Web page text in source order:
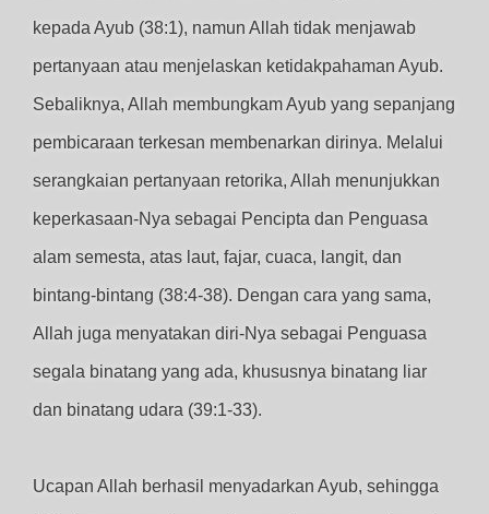
kepada Ayub (38:1), namun Allah tidak menjawab
pertanyaan atau menjelaskan ketidakpahaman Ayub.
Sebaliknya, Allah membungkam Ayub yang sepanjang
pembicaraan terkesan membenarkan dirinya. Melalui
serangkaian pertanyaan retorika, Allah menunjukkan
keperkasaan-Nya sebagai Pencipta dan Penguasa
alam semesta, atas laut, fajar, cuaca, langit, dan
bintang-bintang (38:4-38). Dengan cara yang sama,
Allah juga menyatakan diri-Nya sebagai Penguasa
segala binatang yang ada, khususnya binatang liar
dan binatang udara (39:1-33).
Ucapan Allah berhasil menyadarkan Ayub, sehingga